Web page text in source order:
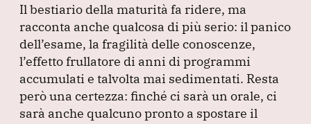
Il bestiario della maturità fa ridere, ma
racconta anche qualcosa di più serio: il panico
dell’esame, la fragilità delle conoscenze,
l’effetto frullatore di anni di programmi
accumulati e talvolta mai sedimentati. Resta
però una certezza: finché ci sarà un orale, ci
sarà anche qualcuno pronto a spostare il